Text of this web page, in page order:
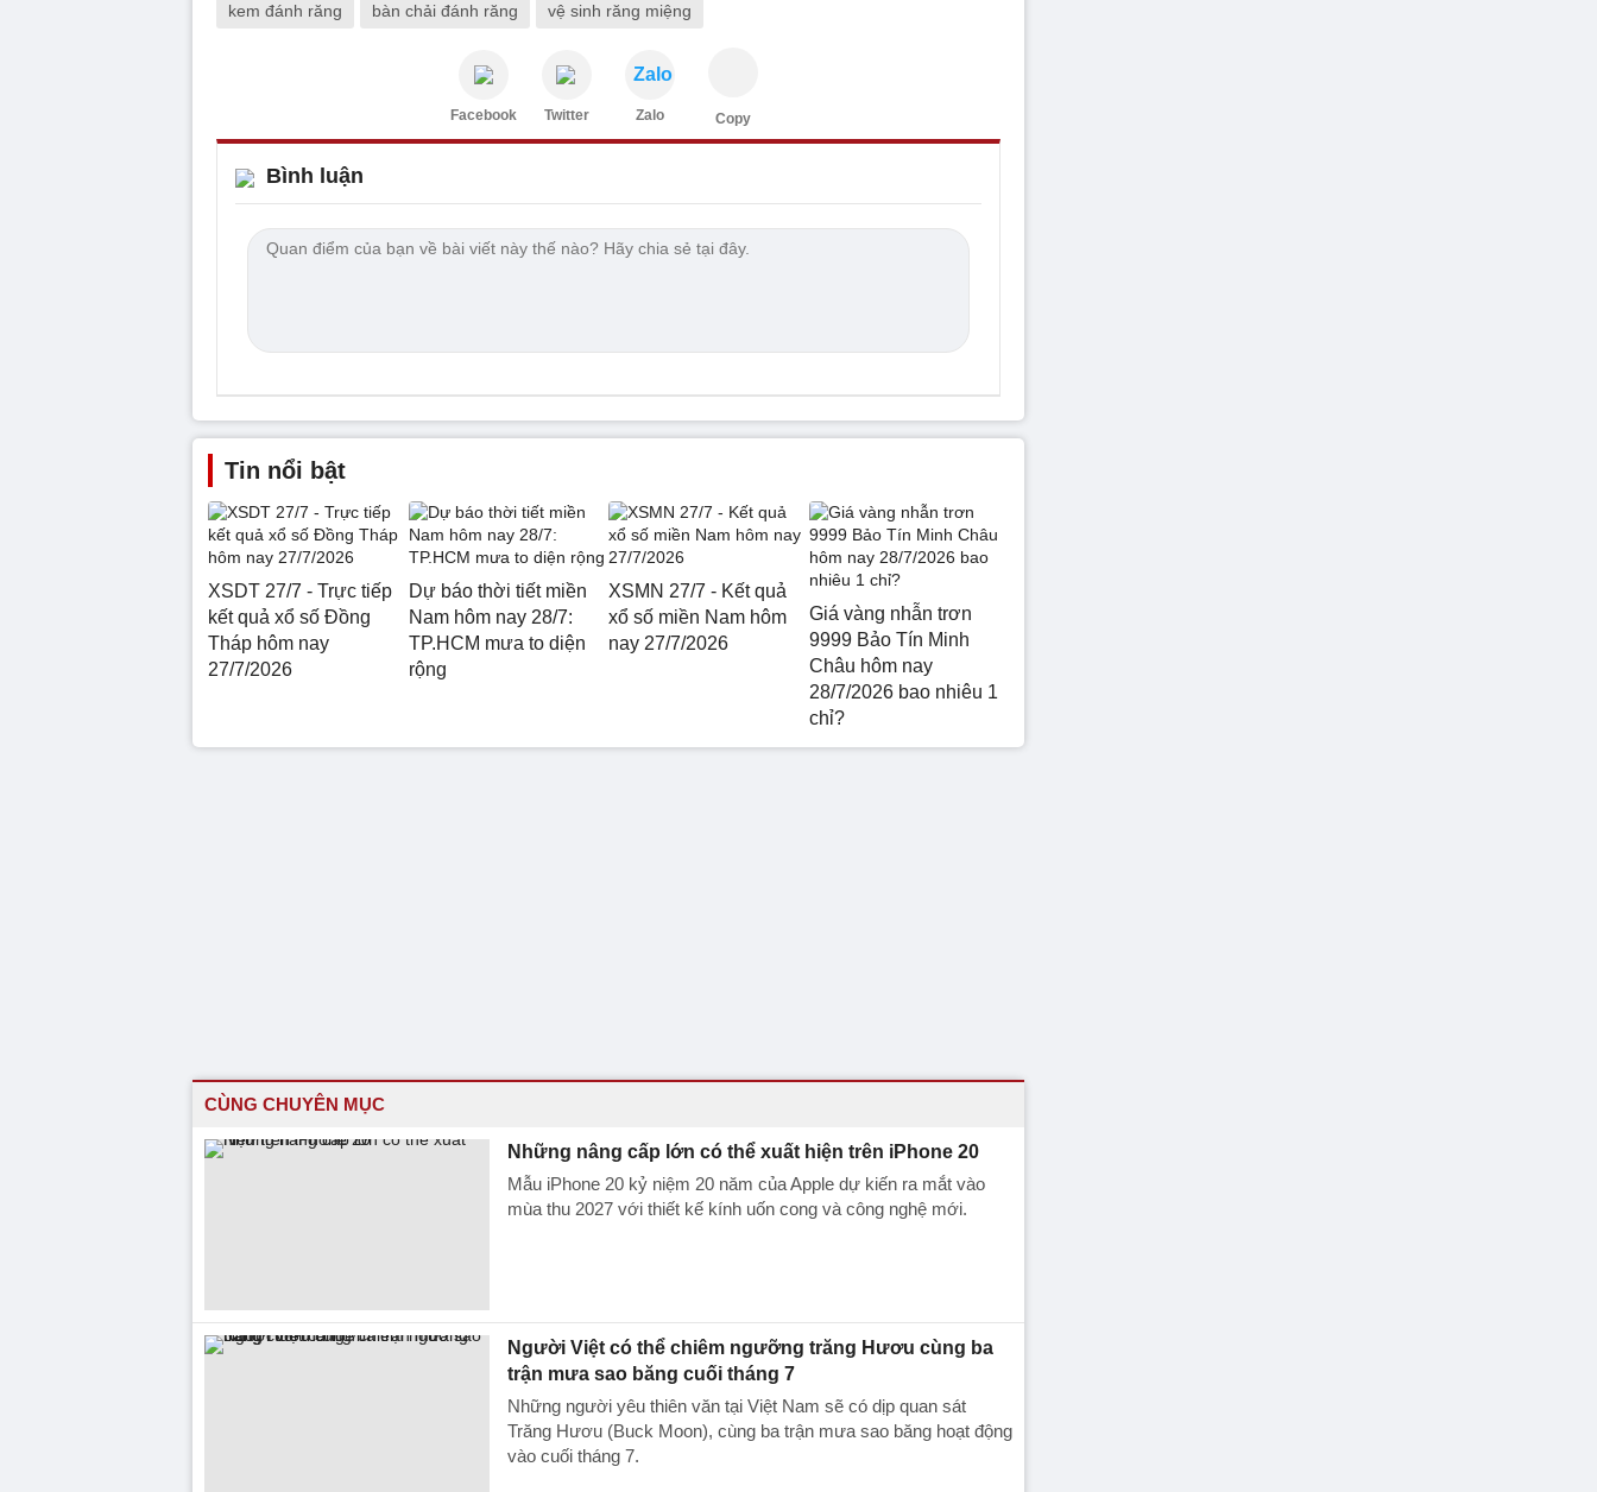
kem đánh răng bàn chải đánh răng vệ sinh răng miệng
Facebook Twitter
Zalo
Zalo Copy
Bình luận
Tin nổi bật
XSDT 27/7 - Trực tiếp
kết quả xổ số Đồng
Tháp hôm nay
27/7/2026
Dự báo thời tiết miền
Nam hôm nay 28/7:
TP.HCM mưa to diện
rộng
XSMN 27/7 - Kết quả
xổ số miền Nam hôm
nay 27/7/2026
Giá vàng nhẫn trơn
9999 Bảo Tín Minh
Châu hôm nay
28/7/2026 bao nhiêu 1
chỉ?
CÙNG CHUYÊN MỤC
Những nâng cấp lớn có thể xuất hiện trên iPhone 20
Mẫu iPhone 20 kỷ niệm 20 năm của Apple dự kiến ra mắt vào
mùa thu 2027 với thiết kế kính uốn cong và công nghệ mới.
Người Việt có thể chiêm ngưỡng trăng Hươu cùng ba
trận mưa sao băng cuối tháng 7
Những người yêu thiên văn tại Việt Nam sẽ có dịp quan sát
Trăng Hươu (Buck Moon), cùng ba trận mưa sao băng hoạt động
vào cuối tháng 7.